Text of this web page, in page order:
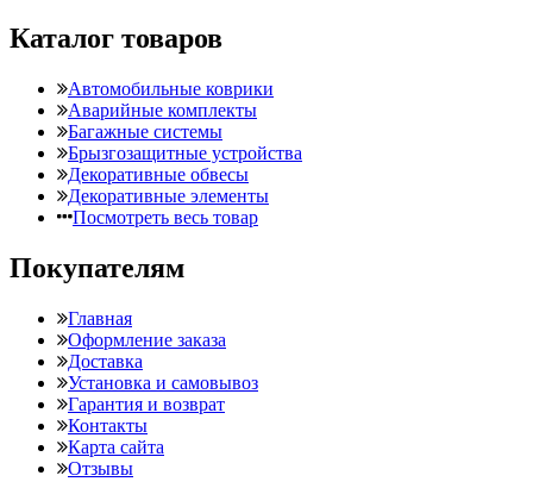
Каталог товаров
Автомобильные коврики
Аварийные комплекты
Багажные системы
Брызгозащитные устройства
Декоративные обвесы
Декоративные элементы
Посмотреть весь товар
Покупателям
Главная
Оформление заказа
Доставка
Установка и самовывоз
Гарантия и возврат
Контакты
Карта сайта
Отзывы